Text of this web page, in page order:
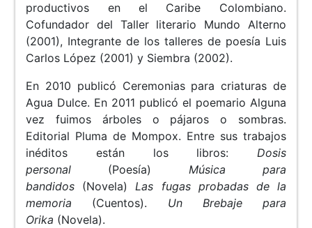
productivos en el Caribe Colombiano.
Cofundador del Taller literario Mundo Alterno
(2001), Integrante de los talleres de poesía Luis
Carlos López (2001) y Siembra (2002).
En 2010 publicó Ceremonias para criaturas de
Agua Dulce. En 2011 publicó el poemario Alguna
vez fuimos árboles o pájaros o sombras.
Editorial Pluma de Mompox. Entre sus trabajos
inéditos están los libros: Dosis
personal (Poesía) Música para
bandidos (Novela)Las fugas probadas de la
memoria (Cuentos). Un Brebaje para
Orika (Novela).